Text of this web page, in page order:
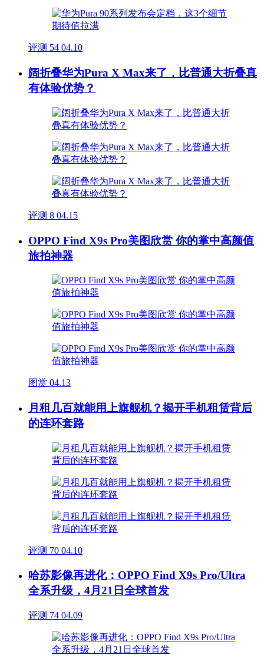
评测 54 04.10
阔折叠华为Pura X Max来了，比普通大折叠真
有体验优势？
评测 8 04.15
OPPO Find X9s Pro美图欣赏 你的掌中高颜值
旅拍神器
图赏 04.13
月租几百就能用上旗舰机？揭开手机租赁背后
的连环套路
评测 70 04.10
哈苏影像再进化：OPPO Find X9s Pro/Ultra
全系升级，4月21日全球首发
评测 74 04.09